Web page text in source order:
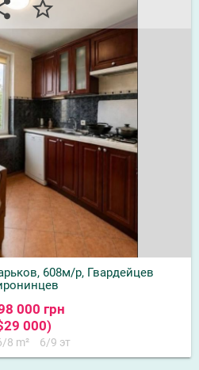
star_border
608м/р, Гвардейцев
000 грн
000)
8 m² 6/9 эт